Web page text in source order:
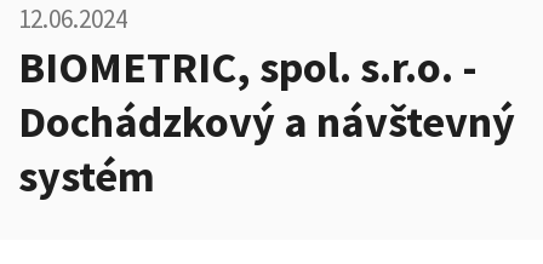
12.06.2024
BIOMETRIC, spol. s.r.o. -
Dochádzkový a návštevný
systém